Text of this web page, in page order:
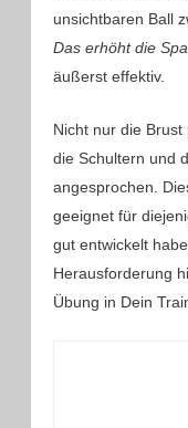
unsichtbaren Ball
Das erhöht die
äußerst effektiv.
Nicht nur die
die Schultern und
angesprochen.
geeignet für
gut entwickelt
Herausforderung
Übung in Dein